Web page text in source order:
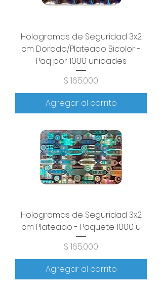
Hologramas de Seguridad 3x2
cm Dorado/Plateado Bicolor -
Paq por 1000 unidades
Precio
$ 165.000
Agregar al carrito
Hologramas de Seguridad 3x2
cm Plateado - Paquete 1000 u
Precio
$ 165.000
Agregar al carrito